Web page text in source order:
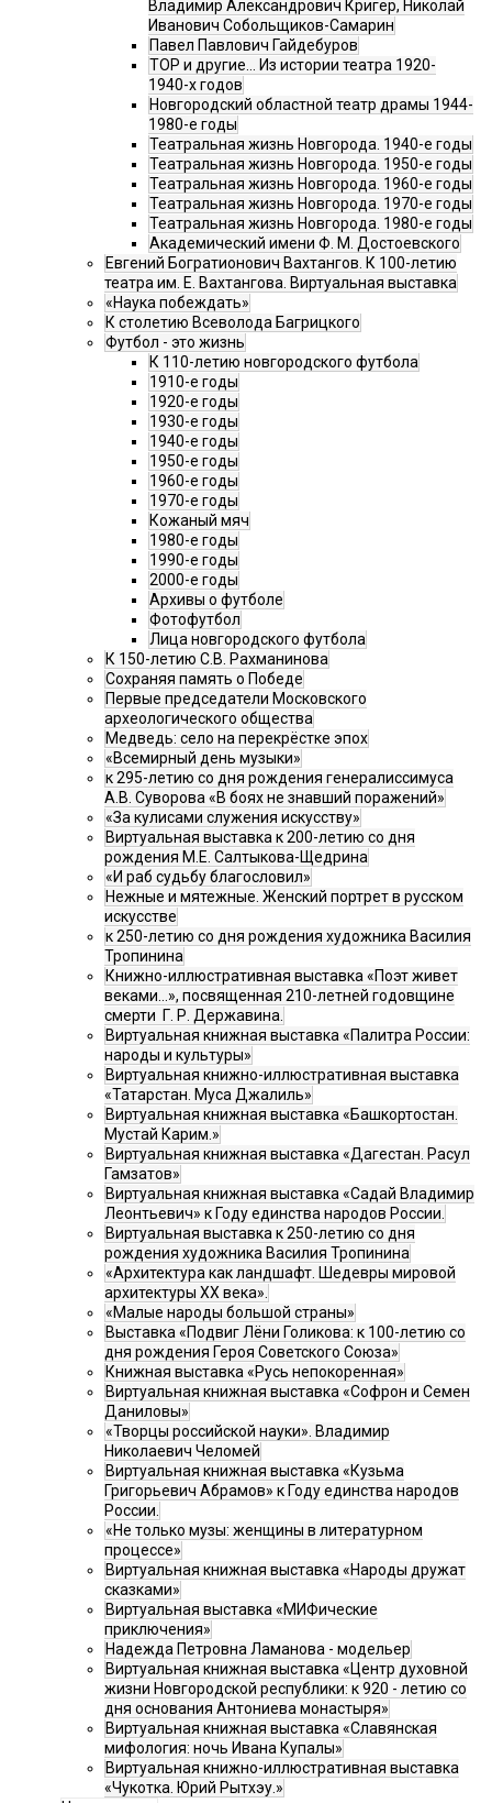
Владимир Александрович Кригер, Николай
Иванович Собольщиков-Самарин
Павел Павлович Гайдебуров
ТОР и другие… Из истории театра 1920-
1940-х годов
Новгородский областной театр драмы 1944-
1980-е годы
Театральная жизнь Новгорода. 1940-е годы
Театральная жизнь Новгорода. 1950-е годы
Театральная жизнь Новгорода. 1960-е годы
Театральная жизнь Новгорода. 1970-е годы
Театральная жизнь Новгорода. 1980-е годы
Академический имени Ф. М. Достоевского
Евгений Богратионович Вахтангов. К 100-летию
театра им. Е. Вахтангова. Виртуальная выставка
«Наука побеждать»
К столетию Всеволода Багрицкого
Футбол - это жизнь
К 110-летию новгородского футбола
1910-е годы
1920-е годы
1930-е годы
1940-е годы
1950-е годы
1960-е годы
1970-е годы
Кожаный мяч
1980-е годы
1990-е годы
2000-е годы
Архивы о футболе
Фотофутбол
Лица новгородского футбола
К 150-летию С.В. Рахманинова
Сохраняя память о Победе
Первые председатели Московского
археологического общества
Медведь: село на перекрёстке эпох
«Всемирный день музыки»
к 295-летию со дня рождения генералиссимуса
А.В. Суворова «В боях не знавший поражений»
«За кулисами служения искусству»
Виртуальная выставка к 200-летию со дня
рождения М.Е. Салтыкова-Щедрина
«И раб судьбу благословил»
Нежные и мятежные. Женский портрет в русском
искусстве
к 250-летию со дня рождения художника Василия
Тропинина
Книжно-иллюстративная выставка «Поэт живет
веками…», посвященная 210-летней годовщине
смерти Г. Р. Державина.
Виртуальная книжная выставка «Палитра России:
народы и культуры»
Виртуальная книжно-иллюстративная выставка
«Татарстан. Муса Джалиль»
Виртуальная книжная выставка «Башкортостан.
Мустай Карим.»
Виртуальная книжная выставка «Дагестан. Расул
Гамзатов»
Виртуальная книжная выставка «Садай Владимир
Леонтьевич» к Году единства народов России.
Виртуальная выставка к 250-летию со дня
рождения художника Василия Тропинина
«Архитектура как ландшафт. Шедевры мировой
архитектуры XX века».
«Малые народы большой страны»
Выставка «Подвиг Лёни Голикова: к 100-летию со
дня рождения Героя Советского Союза»
Книжная выставка «Русь непокоренная»
Виртуальная книжная выставка «Софрон и Семен
Даниловы»
«Творцы российской науки». Владимир
Николаевич Челомей
Виртуальная книжная выставка «Кузьма
Григорьевич Абрамов» к Году единства народов
России.
«Не только музы: женщины в литературном
процессе»
Виртуальная книжная выставка «Народы дружат
сказками»
Виртуальная выставка «МИФические
приключения»
Надежда Петровна Ламанова - модельер
Виртуальная книжная выставка «Центр духовной
жизни Новгородской республики: к 920 - летию со
дня основания Антониева монастыря»
Виртуальная книжная выставка «Славянская
мифология: ночь Ивана Купалы»
Виртуальная книжно-иллюстративная выставка
«Чукотка. Юрий Рытхэу.»